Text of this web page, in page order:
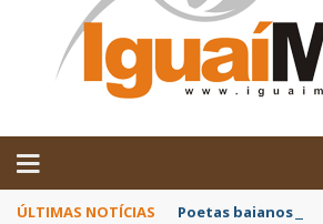
ÚLTIMAS NOTÍCIAS Poetas baianos